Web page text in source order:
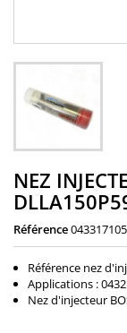
NEZ
Référence
Référence nez
Applications :
Nez d'injecteur